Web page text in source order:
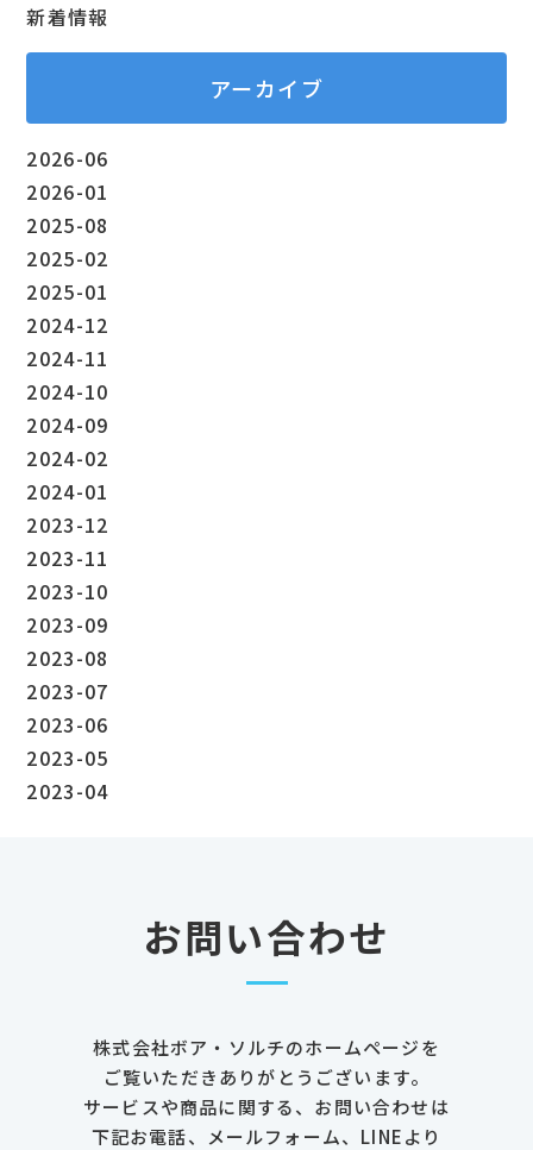
新着情報
アーカイブ
2026-06
2026-01
2025-08
2025-02
2025-01
2024-12
2024-11
2024-10
2024-09
2024-02
2024-01
2023-12
2023-11
2023-10
2023-09
2023-08
2023-07
2023-06
2023-05
2023-04
お問い合わせ
株式会社ボア・ソルチのホームページを
ご覧いただきありがとうございます。
サービスや商品に関する、お問い合わせは
下記お電話、メールフォーム、LINEより